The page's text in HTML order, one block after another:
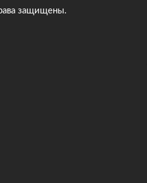
защищены.